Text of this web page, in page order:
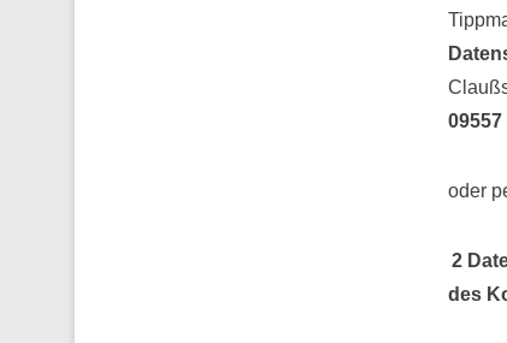
oder
2
des